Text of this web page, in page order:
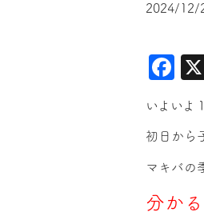
2024/12/
いよいよ
初日から
マキバの
分か